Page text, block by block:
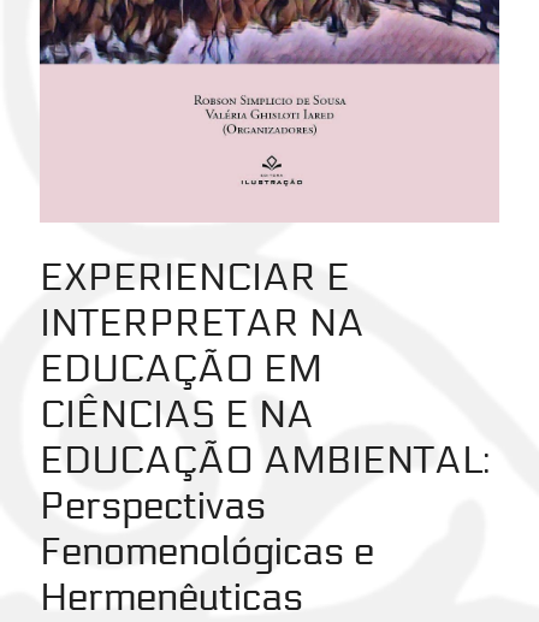
EXPERIENCIAR E
INTERPRETAR NA
EDUCAÇÃO EM
CIÊNCIAS E NA
EDUCAÇÃO AMBIENTAL:
Perspectivas
Fenomenológicas e
Hermenêuticas